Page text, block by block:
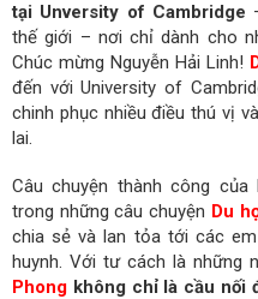
tại Unversity of Cambridge
thế giới – nơi chỉ dành cho
Chúc mừng Nguyễn Hải Linh!
đến với University of
chinh phục nhiều điều thú vị
lai.
Câu chuyện thành công
trong những câu chuyện Du
chia sẻ và lan tỏa tới các
huynh. Với tư cách là những
Phong không chỉ là cầu nối